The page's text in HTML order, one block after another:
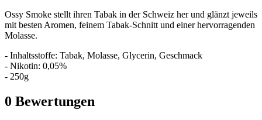
Ossy Smoke stellt ihren Tabak in der Schweiz her und glänzt jeweils
mit besten Aromen, feinem Tabak-Schnitt und einer hervorragenden
Molasse.
- Inhaltsstoffe: Tabak, Molasse, Glycerin, Geschmack
- Nikotin: 0,05%
- 250g
0 Bewertungen